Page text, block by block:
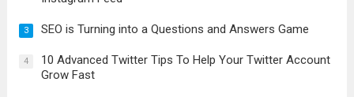
3 SEO is Turning into a Questions and Answers Game
4
10 Advanced Twitter Tips To Help Your Twitter Account
Grow Fast